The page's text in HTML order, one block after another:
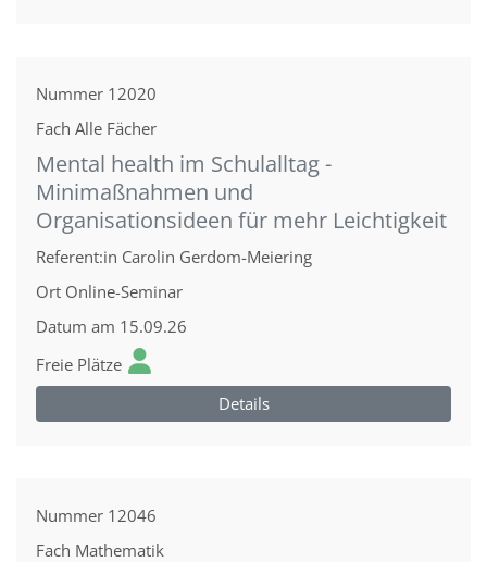
Nummer 12020
Fach Alle Fächer
Mental health im Schulalltag -
Minimaßnahmen und
Organisationsideen für mehr Leichtigkeit
Referent:in Carolin Gerdom-Meiering
Ort Online-Seminar
Datum am 15.09.26
Freie Plätze
Details
Nummer 12046
Fach Mathematik